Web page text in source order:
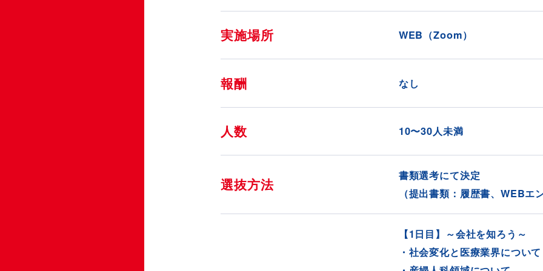
実施場所 WEB（Zoom）
報酬 なし
人数 10〜30人未満
選抜方法
書類選考にて決定
（提出書類：履歴書、WEBエ
【1日目】～会社を知ろう～
・社会変化と医療業界について